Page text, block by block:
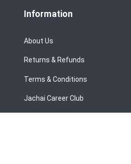
Information
About Us
Returns & Refunds
Terms & Conditions
Jachai Career Club